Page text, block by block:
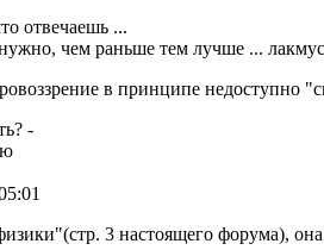
отвечаешь ...
чем раньше тем лучше ...
в принципе
-
3 настоящего форума),